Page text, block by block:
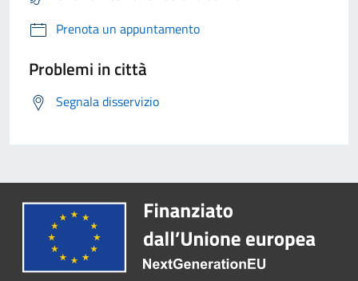
Prenota un appuntamento
Problemi in città
Segnala disservizio